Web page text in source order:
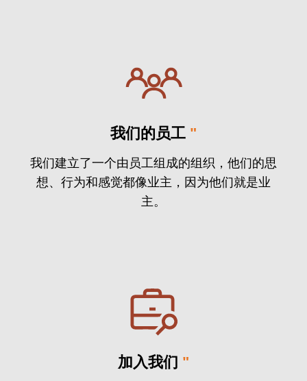
我们的员工 "
我们建立了一个由员工组成的组织，他们的思
想、行为和感觉都像业主，因为他们就是业
主。
加入我们 "